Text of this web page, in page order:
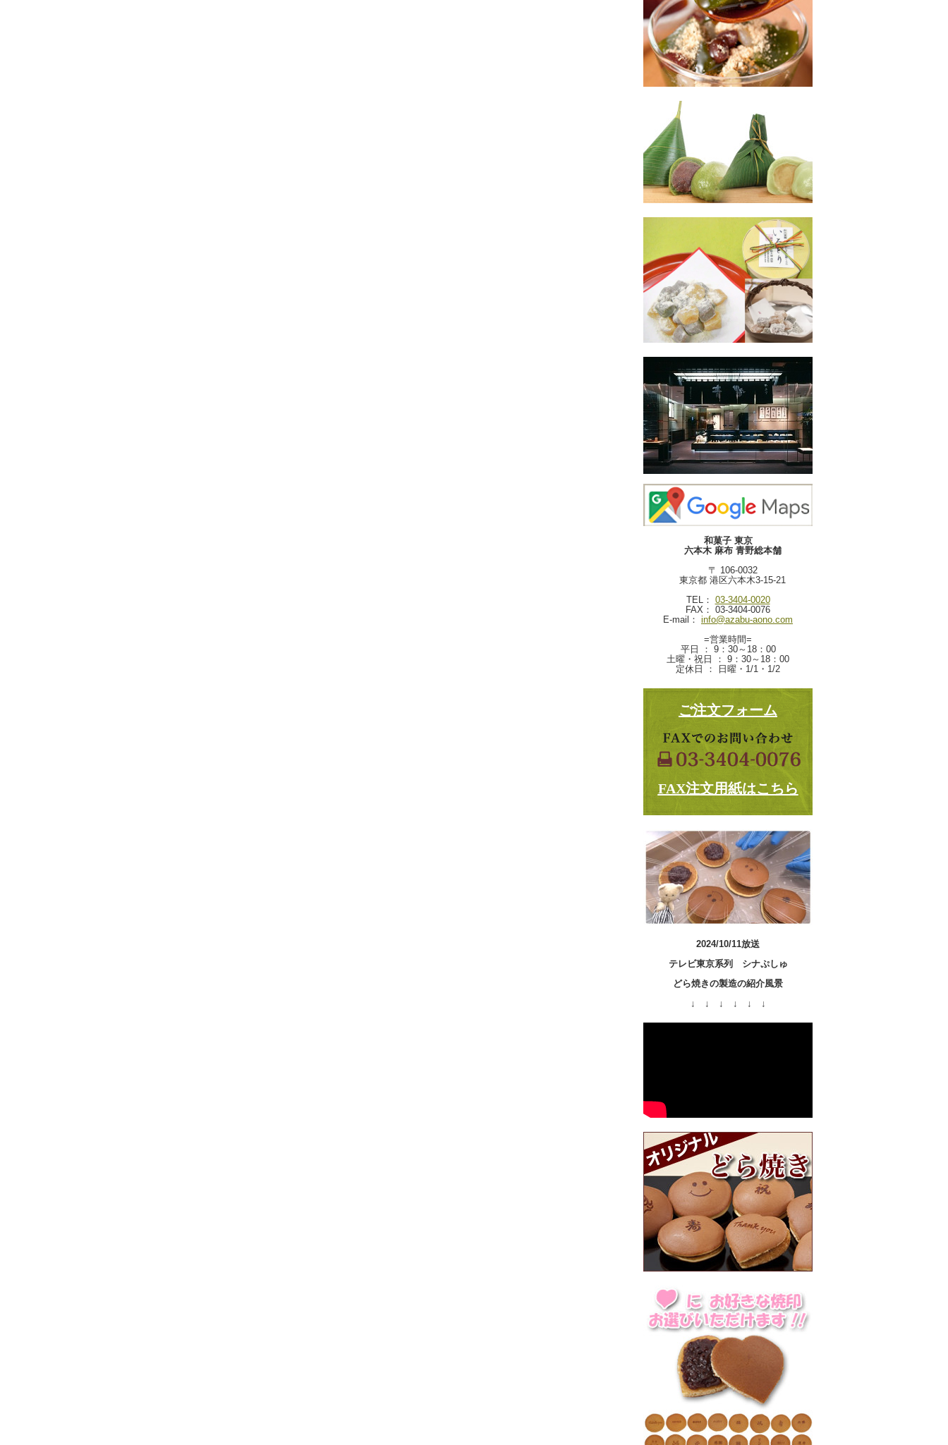
和菓子 東京
六本木 麻布 青野総本舗
〒 106-0032
東京都 港区六本木3-15-21
TEL： 03-3404-0020
FAX： 03-3404-0076
E-mail： info@azabu-aono.com
=営業時間=
平日 ： 9：30～18：00
土曜・祝日 ： 9：30～18：00
定休日 ： 日曜・1/1・1/2
ご注文フォーム
FAX注文用紙はこちら
2024/10/11放送
テレビ東京系列 シナぷしゅ
どら焼きの製造の紹介風景
↓ ↓ ↓ ↓ ↓ ↓